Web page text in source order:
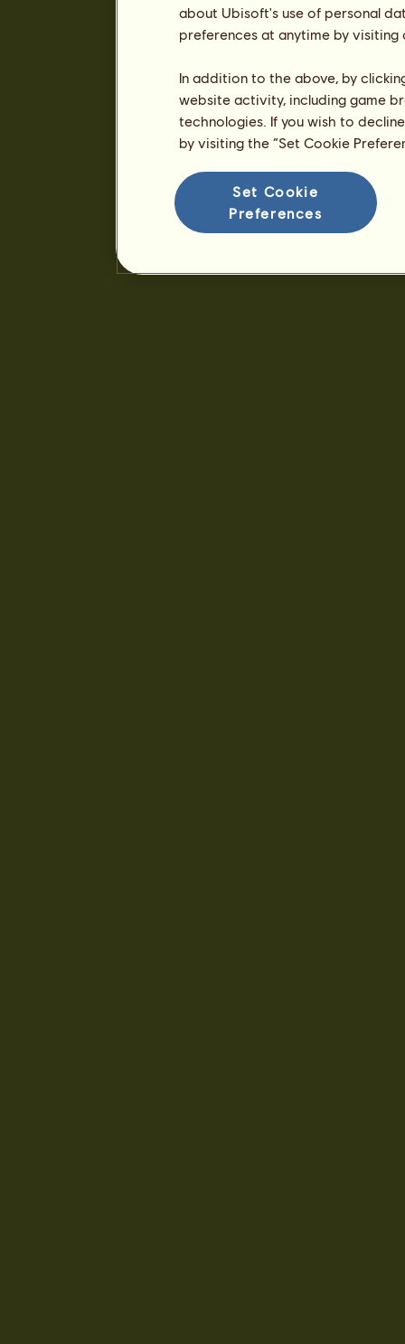
about Ubisoft's use of personal
preferences at anytime by
In addition to the above, by
website activity, including game
technologies. If you wish to
by visiting the “Set Cookie
Set Cookie
Preferences